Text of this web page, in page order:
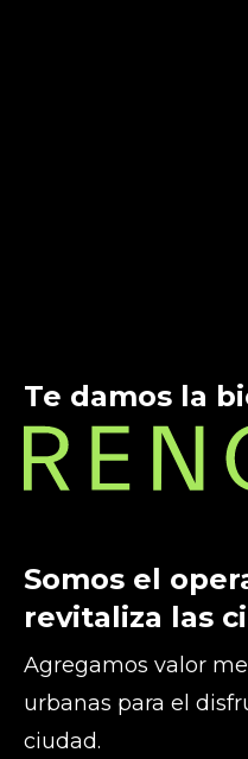
Te damos la
Somos el
revitaliza las
Agregamos valor
urbanas para el
ciudad.